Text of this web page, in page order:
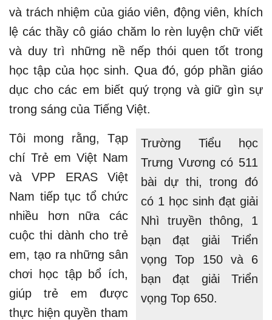
và trách nhiệm của giáo viên, động viên, khích
lệ các thầy cô giáo chăm lo rèn luyện chữ viết
và duy trì những nề nếp thói quen tốt trong
học tập của học sinh. Qua đó, góp phần giáo
dục cho các em biết quý trọng và giữ gìn sự
trong sáng của Tiếng Việt.
Trường Tiểu học
Trưng Vương có 511
bài dự thi, trong đó
có 1 học sinh đạt giải
Nhì truyền thông, 1
bạn đạt giải Triển
vọng Top 150 và 6
bạn đạt giải Triển
vọng Top 650.
Tôi mong rằng, Tạp
chí Trẻ em Việt Nam
và VPP ERAS Việt
Nam tiếp tục tổ chức
nhiều hơn nữa các
cuộc thi dành cho trẻ
em, tạo ra những sân
chơi học tập bổ ích,
giúp trẻ em được
thực hiện quyền tham